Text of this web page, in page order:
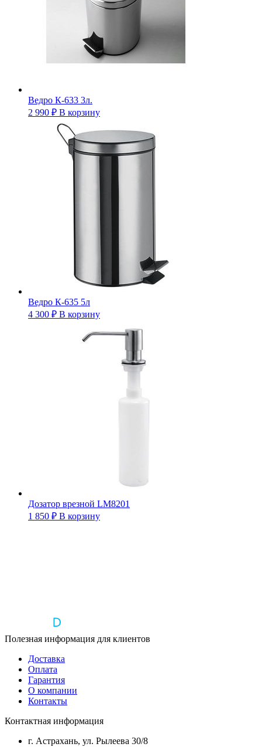
Ведро К-633 3л.
2 990 ₽ В корзину
Ведро К-635 5л
4 300 ₽ В корзину
Дозатор врезной LM8201
1 850 ₽ В корзину
Полезная информация для клиентов
Доставка
Оплата
Гарантия
О компании
Контакты
Контактная информация
г. Астрахань, ул. Рылеева 30/8